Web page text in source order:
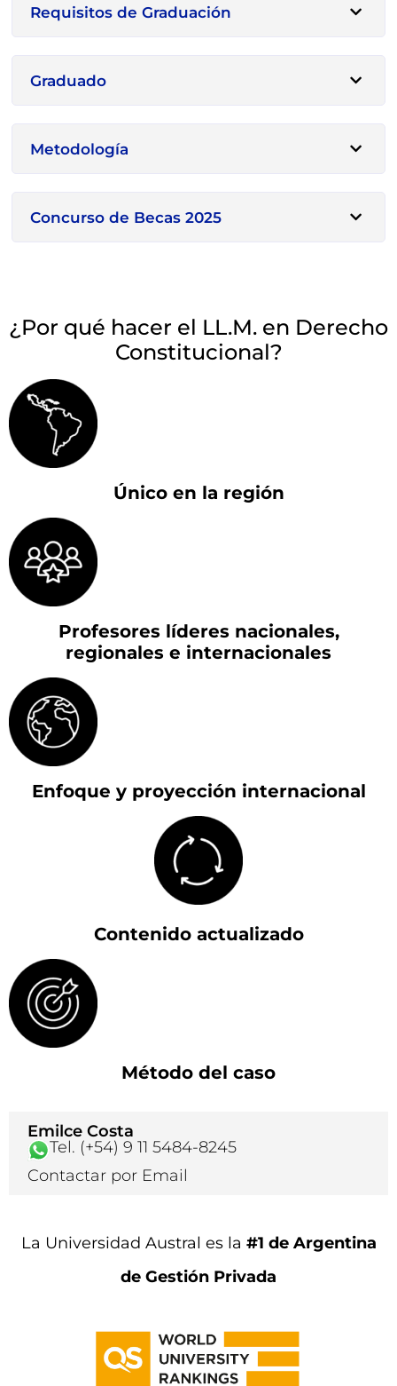
Requisitos de Graduación
Graduado
Metodología
Concurso de Becas 2025
¿Por qué hacer el LL.M. en Derecho
Constitucional?
Único en la región
Profesores líderes nacionales,
regionales e internacionales
Enfoque y proyección internacional
Contenido actualizado
Método del caso
Emilce Costa
Tel. (+54) 9 11 5484-8245
Contactar por Email
La Universidad Austral es la #1 de Argentina
de Gestión Privada